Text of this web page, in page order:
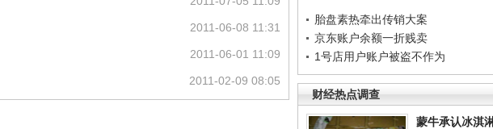
胎盘素热牵出传销大案
京东账户余额一折贱卖
1号店用户账户被盗不作为
财经热点调查
蒙牛承认冰淇
2011-06-08 11:31
2011-06-01 11:09
2011-02-09 08:05